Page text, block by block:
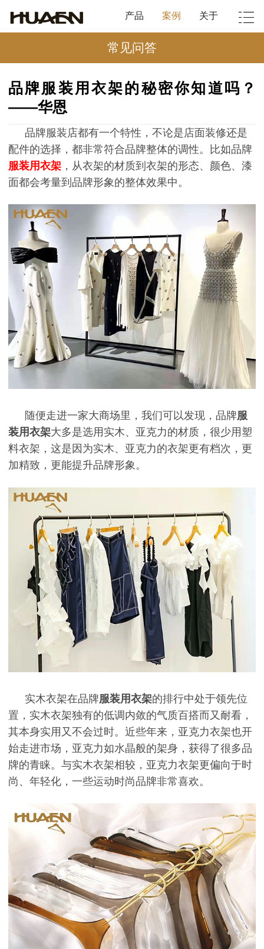
产品 案例 关于
常见问答
品牌服装用衣架的秘密你知道吗？
——华恩
品牌服装店都有一个特性，不论是店面装修还是
配件的选择，都非常符合品牌整体的调性。比如品牌
服装用衣架 ，从衣架的材质到衣架的形态、颜色、漆
面都会考量到品牌形象的整体效果中。
随便走进一家大商场里，我们可以发现，品牌服
装用衣架大多是选用实木、亚克力的材质，很少用塑
料衣架，这是因为实木、亚克力的衣架更有档次，更
加精致，更能提升品牌形象。
实木衣架在品牌服装用衣架的排行中处于领先位
置，实木衣架独有的低调内敛的气质百搭而又耐看，
其本身实用又不会过时。近些年来，亚克力衣架也开
始走进市场，亚克力如水晶般的架身，获得了很多品
牌的青睐。与实木衣架相较，亚克力衣架更偏向于时
尚、年轻化，一些运动时尚品牌非常喜欢。